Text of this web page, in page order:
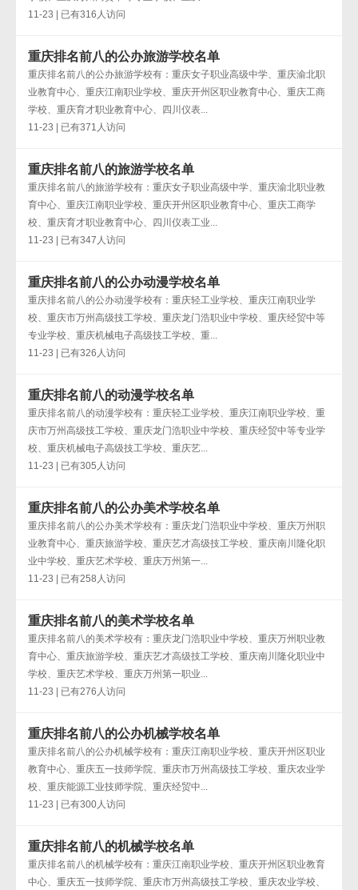
11-23 | 已有316人访问
重庆排名前八的公办旅游学校名单
重庆排名前八的公办旅游学校有：重庆女子职业高级中学、重庆渝北职
业教育中心、重庆江南职业学校、重庆开州区职业教育中心、重庆工商
学校、重庆育才职业教育中心、四川仪表...
11-23 | 已有371人访问
重庆排名前八的旅游学校名单
重庆排名前八的旅游学校有：重庆女子职业高级中学、重庆渝北职业教
育中心、重庆江南职业学校、重庆开州区职业教育中心、重庆工商学
校、重庆育才职业教育中心、四川仪表工业...
11-23 | 已有347人访问
重庆排名前八的公办动漫学校名单
重庆排名前八的公办动漫学校有：重庆轻工业学校、重庆江南职业学
校、重庆市万州高级技工学校、重庆龙门浩职业中学校、重庆经贸中等
专业学校、重庆机械电子高级技工学校、重...
11-23 | 已有326人访问
重庆排名前八的动漫学校名单
重庆排名前八的动漫学校有：重庆轻工业学校、重庆江南职业学校、重
庆市万州高级技工学校、重庆龙门浩职业中学校、重庆经贸中等专业学
校、重庆机械电子高级技工学校、重庆艺...
11-23 | 已有305人访问
重庆排名前八的公办美术学校名单
重庆排名前八的公办美术学校有：重庆龙门浩职业中学校、重庆万州职
业教育中心、重庆旅游学校、重庆艺才高级技工学校、重庆南川隆化职
业中学校、重庆艺术学校、重庆万州第一...
11-23 | 已有258人访问
重庆排名前八的美术学校名单
重庆排名前八的美术学校有：重庆龙门浩职业中学校、重庆万州职业教
育中心、重庆旅游学校、重庆艺才高级技工学校、重庆南川隆化职业中
学校、重庆艺术学校、重庆万州第一职业...
11-23 | 已有276人访问
重庆排名前八的公办机械学校名单
重庆排名前八的公办机械学校有：重庆江南职业学校、重庆开州区职业
教育中心、重庆五一技师学院、重庆市万州高级技工学校、重庆农业学
校、重庆能源工业技师学院、重庆经贸中...
11-23 | 已有300人访问
重庆排名前八的机械学校名单
重庆排名前八的机械学校有：重庆江南职业学校、重庆开州区职业教育
中心、重庆五一技师学院、重庆市万州高级技工学校、重庆农业学校、